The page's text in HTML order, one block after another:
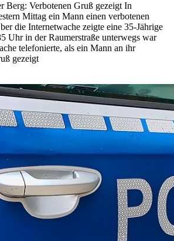
Berg: Verbotenen Gruß gezeigt In
Mittag ein Mann einen verbotenen
die Internetwache zeigte eine 35-Jährige
Uhr in der Raumerstraße unterwegs war
telefonierte, als ein Mann an ihr
gezeigt